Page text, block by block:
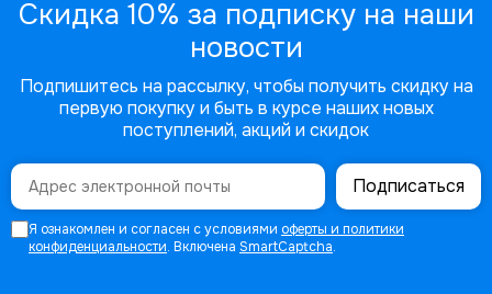
Скидка 10% за подписку на наши
новости
Подпишитесь на рассылку, чтобы получить скидку на
первую покупку и быть в курсе наших новых
поступлений, акций и скидок
Подписаться
Я ознакомлен и согласен с условиями оферты и политики
конфиденциальности. Включена SmartCaptcha.